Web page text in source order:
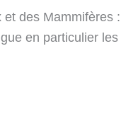
des Mammifères
en particulier